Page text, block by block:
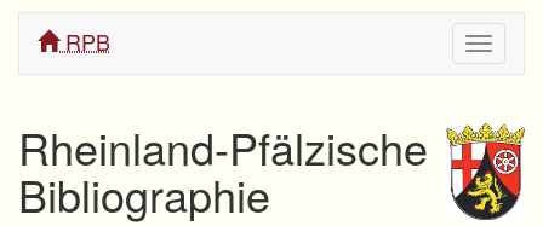
ein/
RPB
Rheinland-Pfälzische
Bibliographie